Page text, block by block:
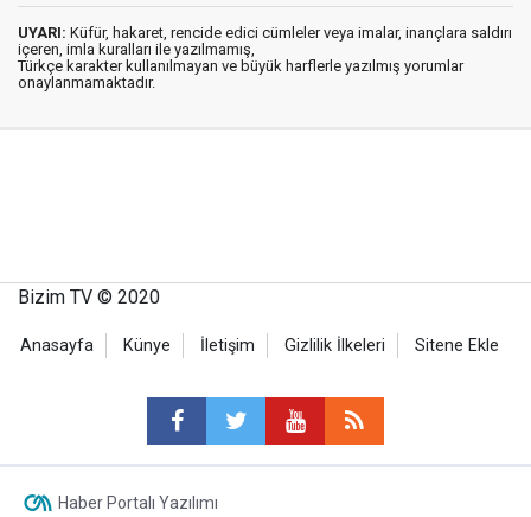
UYARI: Küfür, hakaret, rencide edici cümleler veya imalar, inançlara saldırı
içeren, imla kuralları ile yazılmamış,
Türkçe karakter kullanılmayan ve büyük harflerle yazılmış yorumlar
onaylanmamaktadır.
Bizim TV © 2020
Anasayfa Künye İletişim Gizlilik İlkeleri Sitene Ekle
Haber Portalı Yazılımı